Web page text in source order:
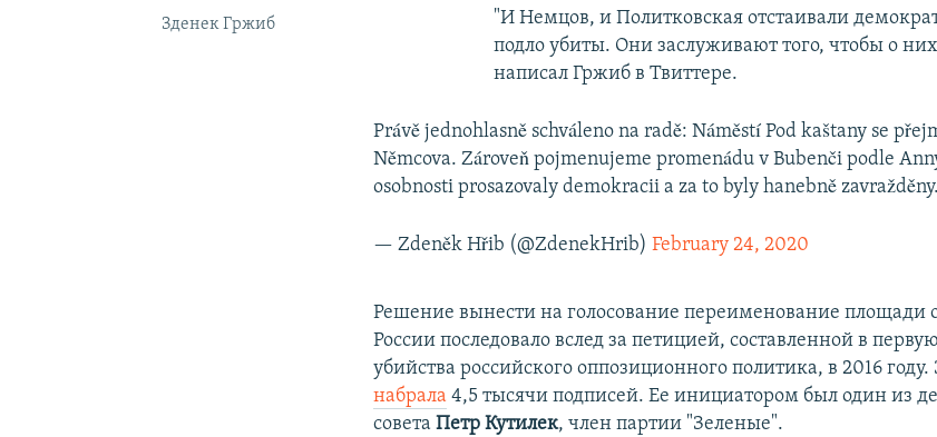
Зденек Гржиб
"И Немцов, и Политковская отстаивали
подло убиты. Они заслуживают того, чтобы о
написал Гржиб в Твиттере.
Právě jednohlasně schváleno na radě: Náměstí Pod kaštany se
Němcova. Zároveň pojmenujeme promenádu v Bubenči podle
osobnosti prosazovaly demokracii a za to byly hanebně
— Zdeněk Hřib (@ZdenekHrib)February 24, 2020
Решение вынести на голосование переименование площади
России последовало вслед за петицией, составленной в
убийства российского оппозиционного политика, в 2016
набрала 4,5 тысячи подписей. Ее инициатором был один из
советаПетр Кутилек, член партии "Зеленые".